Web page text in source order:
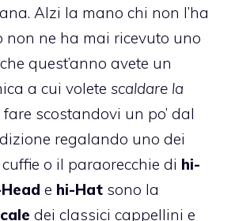
Alzi la mano chi non l’ha
non ne ha mai ricevuto uno
quest’anno avete un
a cui volete scaldare la
fare scostandovi un po’ dal
regalando uno dei
o il paraorecchie di hi-
e hi-Hat sono la
dei classici cappellini e